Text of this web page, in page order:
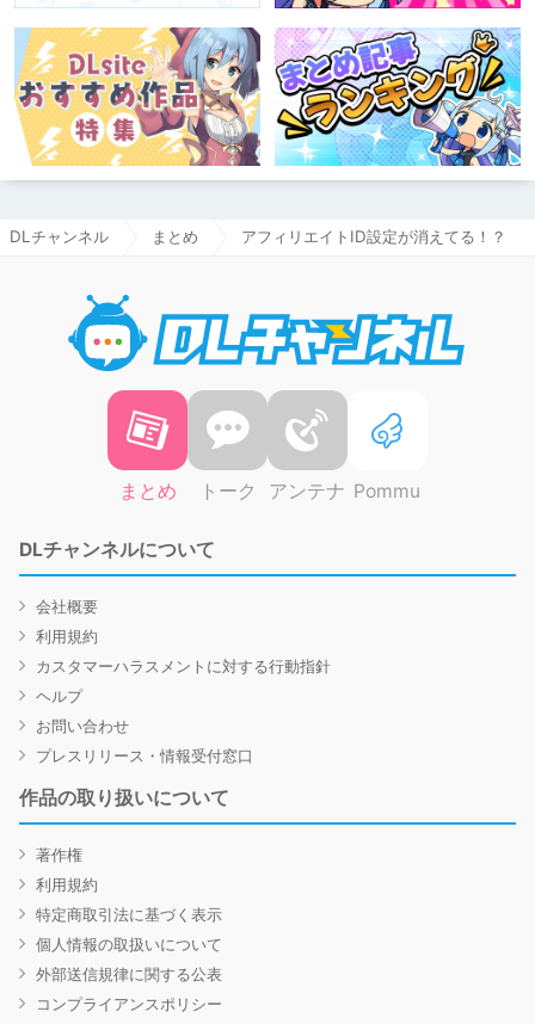
DLチャンネル まとめ アフィリエイトID設定が消えてる！？
まとめ トーク アンテナ Pommu
DLチャンネルについて
会社概要
利用規約
カスタマーハラスメントに対する行動指針
ヘルプ
お問い合わせ
プレスリリース・情報受付窓口
作品の取り扱いについて
著作権
利用規約
特定商取引法に基づく表示
個人情報の取扱いについて
外部送信規律に関する公表
コンプライアンスポリシー